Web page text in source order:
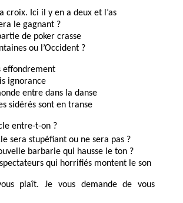
croix. Ici il y en a deux et l’as
le gagnant ?
de poker crasse
ou l’Occident ?
effondrement
ignorance
entre dans la danse
sidérés sont en transe
entre-t-on ?
sera stupéfiant ou ne sera pas ?
barbarie qui hausse le ton ?
qui horrifiés montent le son
plaît. Je vous demande de vous